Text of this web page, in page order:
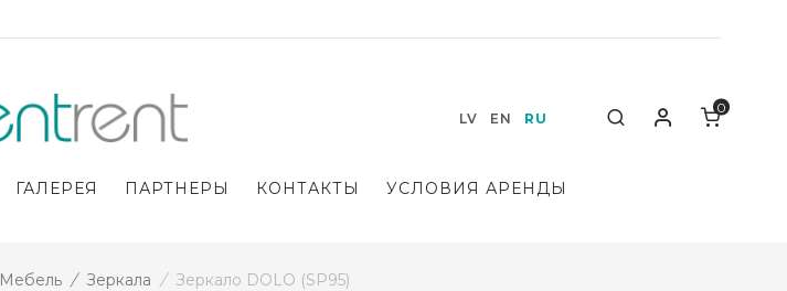
ГАЛЕРЕЯ ПАРТНЕРЫ КОНТАКТЫ УСЛОВИЯ АРЕНДЫ
LV EN RU Search Мой аккаунт
0
Мебель / Зеркала / Зеркало DOLO (SP95)